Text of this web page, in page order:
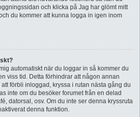
och klicka på Jag har glömt mitt
du kommer att kunna logga in igen inom
automatiskt när du loggar in så kommer du
viss tid. Detta förhindrar att någon annan
förbli inloggad, kryssa i rutan nästa gång du
inte om du besöker forumet från en delad
datorsal, osv. Om du inte ser denna kryssruta
denna funktion.